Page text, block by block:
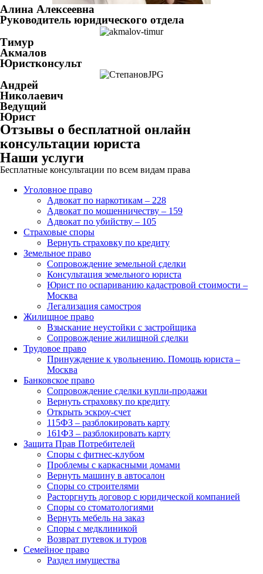
Алина Алексеевна
Руководитель юридического отдела
Тимур
Акмалов
Юристконсульт
Андрей
Николаевич
Ведущий
Юрист
Отзывы о бесплатной онлайн
консультации юриста
Наши услуги
Бесплатные консультации по всем видам права
Уголовное право
Адвокат по наркотикам – 228
Адвокат по мошенничеству – 159
Адвокат по убийству – 105
Страховые споры
Вернуть страховку по кредиту
Земельное право
Сопровождение земельной сделки
Консультация земельного юриста
Юрист по оспариванию кадастровой стоимости –
Москва
Легализация самостроя
Жилищное право
Взыскание неустойки с застройщика
Сопровождение жилищной сделки
Трудовое право
Принуждение к увольнению. Помощь юриста –
Москва
Банковское право
Сопровождение сделки купли-продажи
Вернуть страховку по кредиту
Открыть эскроу-счет
115ФЗ – разблокировать карту
161ФЗ – разблокировать карту
Защита Прав Потребителей
Споры с фитнес-клубом
Проблемы с каркасными домами
Вернуть машину в автосалон
Споры со строителями
Расторгнуть договор с юридической компанией
Споры со стоматологиями
Вернуть мебель на заказ
Споры с медклиникой
Возврат путевок и туров
Семейное право
Раздел имущества